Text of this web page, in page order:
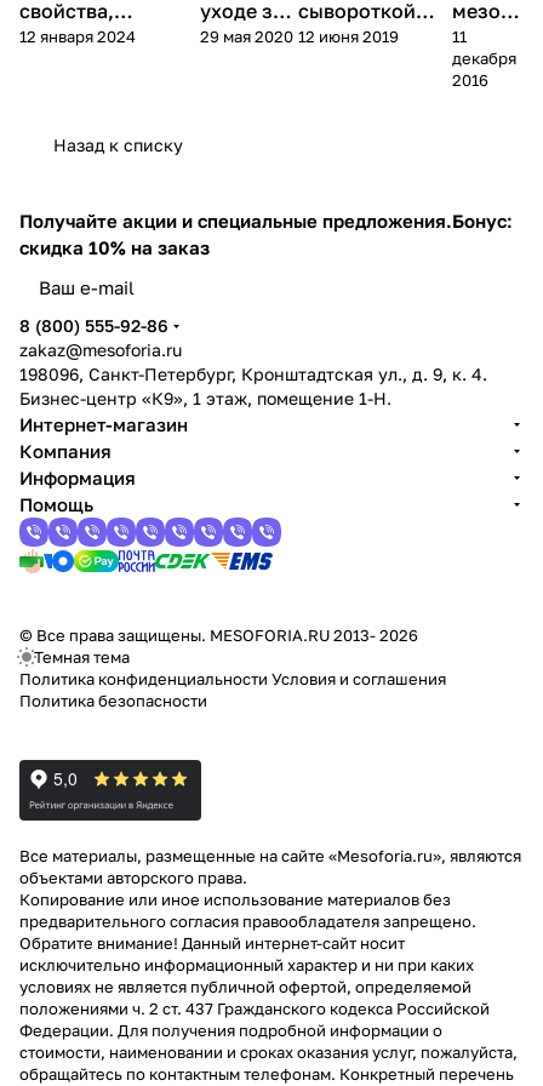
- 30 мл
свойства,
применение и
12 января 2024
уходе за
лицом
29 мая 2020
сывороткой
для лица: виды
12 июня 2019
мезоте
рапия
11
декабря
2016
Назад к списку
Получайте акции и специальные предложения.Бонус:
скидка 10% на заказ
8 (800) 555-92-86
zakaz@mesoforia.ru
198096, Санкт-Петербург, Кронштадтская ул., д. 9, к. 4.
Бизнес-центр «К9», 1 этаж, помещение 1-Н.
Интернет-магазин
Компания
Информация
Помощь
© Все права защищены. MESOFORIA.RU 2013- 2026
Темная тема
Политика конфиденциальности Условия и соглашения
Политика безопасности
Все материалы, размещенные на сайте «Mesoforia.ru», являются
объектами авторского права.
Копирование или иное использование материалов без
предварительного согласия правообладателя запрещено.
Обратите внимание! Данный интернет-сайт носит
исключительно информационный характер и ни при каких
условиях не является публичной офертой, определяемой
положениями ч. 2 ст. 437 Гражданского кодекса Российской
Федерации. Для получения подробной информации о
стоимости, наименовании и сроках оказания услуг, пожалуйста,
обращайтесь по контактным телефонам. Конкретный перечень